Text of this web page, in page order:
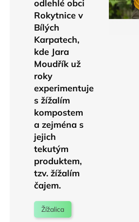
odlehlé obci
Rokytnice v
Bílých
Karpatech,
kde Jara
Moudřík už
roky
experimentuje
s žížalím
kompostem
a zejména s
jejich
tekutým
produktem,
tzv. žížalím
čajem.
Žížalica